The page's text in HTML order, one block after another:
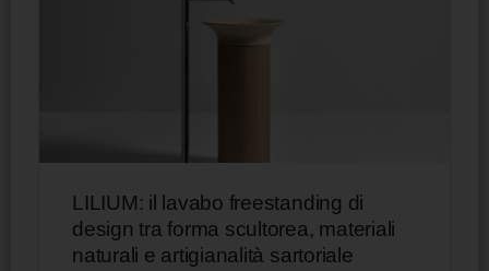
LILIUM: il lavabo freestanding di
design tra forma scultorea, materiali
naturali e artigianalità sartoriale